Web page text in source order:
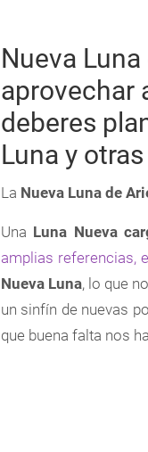
Nueva
aprovechar
deberes
Luna y
La Nueva Luna de
Una Luna Nueva
amplias referencias,
Nueva Luna, lo que
un sinfín de nuevas
que buena falta nos